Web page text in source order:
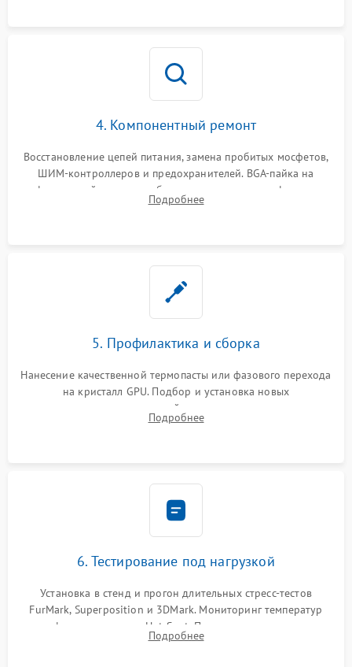
4. Компонентный ремонт
Восстановление цепей питания, замена пробитых мосфетов,
ШИМ-контроллеров и предохранителей. BGA-пайка на
инфракрасной станции реболлинг или замена графического
чипа и дефектной памяти GDDR. Прошивка BIOS
Подробнее
5. Профилактика и сборка
Нанесение качественной термопасты или фазового перехода
на кристалл GPU. Подбор и установка новых
термопрокладок правильной толщины на память и цепи
питания. Монтаж радиатора и бэкплейта, подключение и
Подробнее
6. Тестирование под нагрузкой
Установка в стенд и прогон длительных стресс-тестов
FurMark, Superposition и 3DMark. Мониторинг температур
графического чипа и Hot Spot. Проверка на отсутствие
артефактов изображения, вылетов драйвера и зависаний.
Подробнее